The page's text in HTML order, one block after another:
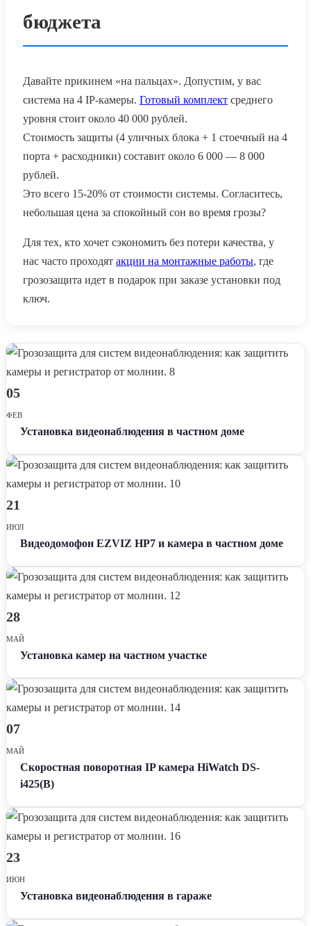
бюджета
Давайте прикинем «на пальцах». Допустим, у вас
система на 4 IP-камеры. Готовый комплект среднего
уровня стоит около 40 000 рублей.
Стоимость защиты (4 уличных блока + 1 стоечный на 4
порта + расходники) составит около 6 000 — 8 000
рублей.
Это всего 15-20% от стоимости системы. Согласитесь,
небольшая цена за спокойный сон во время грозы?
Для тех, кто хочет сэкономить без потери качества, у
нас часто проходят акции на монтажные работы, где
грозозащита идет в подарок при заказе установки под
ключ.
05
ФЕВ
Установка видеонаблюдения в частном доме
21
ИЮЛ
Видеодомофон EZVIZ HP7 и камера в частном доме
28
МАЙ
Установка камер на частном участке
07
МАЙ
Скоростная поворотная IP камера HiWatch DS-
i425(B)
23
ИЮН
Установка видеонаблюдения в гараже